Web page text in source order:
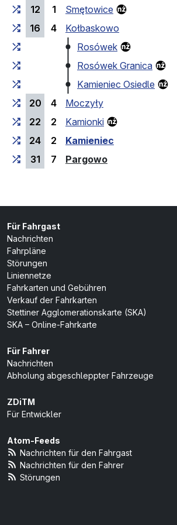
12
1
Smętowice
16
4
Kołbaskowo
Rosówek
Rosówek Granica
Kamieniec Osiedle
20
4
Moczyły
22
2
Kamionki
24
2
Kamieniec
31
7 Pargowo(Endhaltestelle)
Für Fahrgast
Nachrichten
Fahrpläne
Störungen
Liniennetze
Fahrkarten und Gebühren
Verkauf der Fahrkarten
Stettiner Agglomerationskarte (SKA)
SKA – Online-Fahrkarte
Für Fahrer
Nachrichten
Abholung abgeschleppter Fahrzeuge
ZDiTM
Für Entwickler
Atom-Feeds
Nachrichten für den Fahrgast
Nachrichten für den Fahrer
Störungen